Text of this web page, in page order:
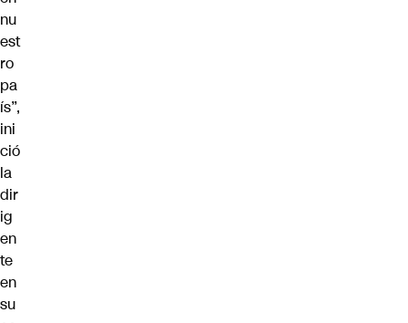
nu
est
ro
pa
ís”,
ini
ció
la
dir
ig
en
te
en
su